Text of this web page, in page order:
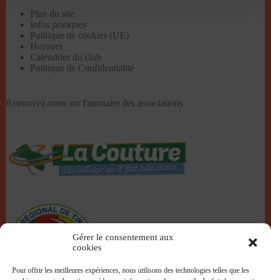
Gérer le consentement aux
cookies
Pour offrir les meilleures expériences, nous utilisons des technologies telles que les
Plan du site
Infos pratiques
Politique de cookies (UE)
Horaires
Calendrier du club
Politique de Confidentialité
Retrouvez-nous sur l'annuaire des associations